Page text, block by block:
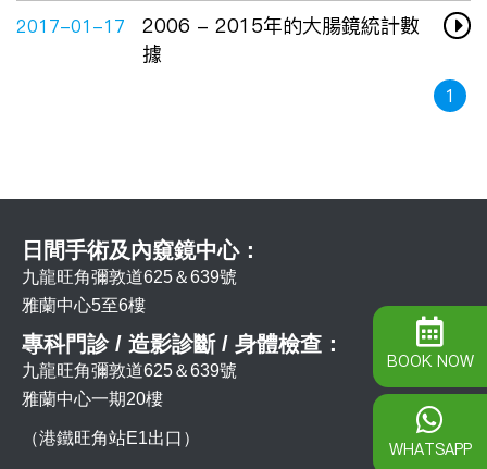
2017-01-17
2006 - 2015年的大腸鏡統計數
據
1
日間手術及內窺鏡中心：
九龍旺角彌敦道625＆639號
雅蘭中心5至6樓
專科門診 / 造影診斷 / 身體檢查：
九龍旺角彌敦道625＆639號
雅蘭中心一期20樓
（港鐵旺角站E1出口）
BOOK NOW
WHATSAPP